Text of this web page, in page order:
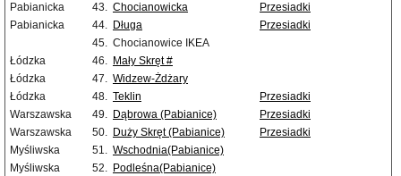
Pabianicka
43. Chocianowicka
Przesiadki
Pabianicka
44. Długa
Przesiadki
45. Chocianowice IKEA
Łódzka
46. Mały Skręt #
Łódzka
47. Widzew-Żdżary
Łódzka
48. Teklin
Przesiadki
Warszawska
49. Dąbrowa (Pabianice)
Przesiadki
Warszawska
50. Duży Skręt (Pabianice)
Przesiadki
Myśliwska
51. Wschodnia(Pabianice)
Myśliwska
52. Podleśna(Pabianice)